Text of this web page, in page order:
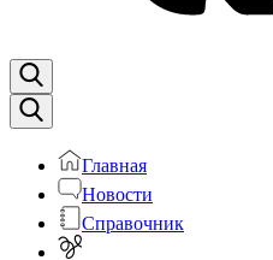
Главная
Новости
Справочник